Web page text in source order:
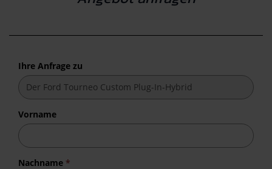
Ihre Anfrage zu
Vorname
Nachname *